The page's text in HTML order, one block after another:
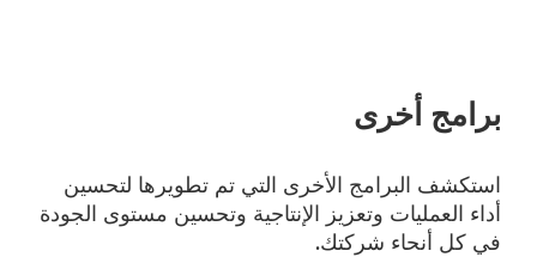
برامج أخرى
استكشف البرامج الأخرى التي تم تطويرها لتحسين
أداء العمليات وتعزيز الإنتاجية وتحسين مستوى الجودة
في كل أنحاء شركتك.